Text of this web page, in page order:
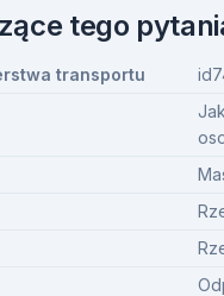
tego
transportu